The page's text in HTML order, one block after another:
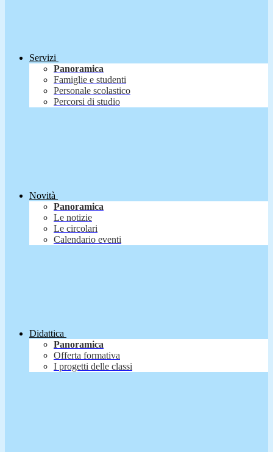
Servizi
Panoramica
Famiglie e studenti
Personale scolastico
Percorsi di studio
Novità
Panoramica
Le notizie
Le circolari
Calendario eventi
Didattica
Panoramica
Offerta formativa
I progetti delle classi